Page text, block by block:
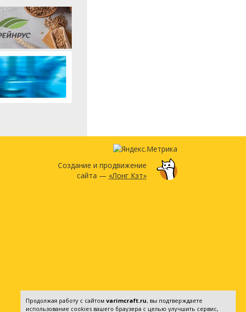
Создание и продвижение
сайта — «Лонг Кэт»
Продолжая работу с сайтом varimcraft.ru, вы подтверждаете
использование cookies вашего браузера с целью улучшить сервис,